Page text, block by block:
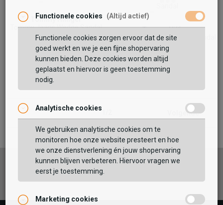
Tommy Hilfiger
Tommy Jeans Wedge Sandal
99,99 44,99
Tommy Hilfiger
Tommy Jeans Flatform Sandal
64,9939,99
Volgende
Facebook Pinterest
Functionele cookies (Altijd actief)
Functionele cookies zorgen ervoor dat de site
goed werkt en we je een fijne shopervaring
kunnen bieden. Deze cookies worden altijd
geplaatst en hiervoor is geen toestemming
nodig.
Analytische cookies
We gebruiken analytische cookies om te
monitoren hoe onze website presteert en hoe
we onze dienstverlening én jouw shopervaring
kunnen blijven verbeteren. Hiervoor vragen we
eerst je toestemming.
Marketing cookies